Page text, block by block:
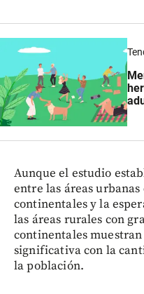
Aunque el estudio
entre las áreas urbanas
continentales y la
las áreas rurales con
continentales
significativa con la
la población.